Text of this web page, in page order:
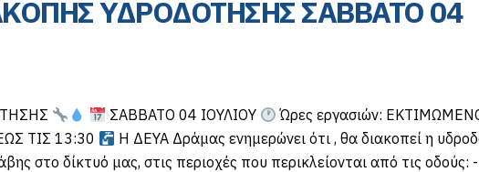
ΥΔΡΟΔΟΤΗΣΗΣ ΣΑΒΒΑΤΟ 04
ΣΑΒΒΑΤΟ 04 ΙΟΥΛΙΟΥ
Ώρες εργασιών:
ΤΙΣ 13:30
Η ΔΕΥΑ Δράμας ενημερώνει ότι , θα διακοπεί η
στο δίκτυό μας, στις περιοχές που περικλείονται από τις οδούς: -